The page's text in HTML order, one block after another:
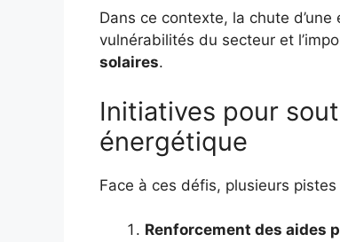
Dans ce contexte, la chute
vulnérabilités du secteur et
solaires.
Initiatives pour
énergétique
Face à ces défis, plusieurs
Renforcement des aides